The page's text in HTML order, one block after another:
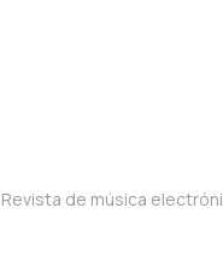
de música